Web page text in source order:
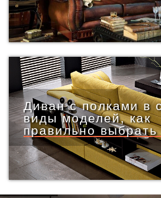
Диван с полками в
виды моделей, как
правильно выбрать